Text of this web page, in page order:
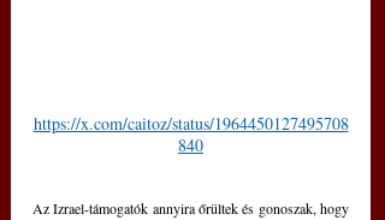
https://x.com/caitoz/status/1964450127495708
840
Az Izrael-támogatók annyira őrültek és gonoszak, hogy